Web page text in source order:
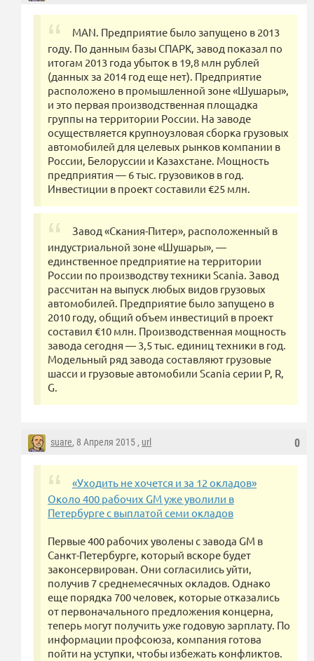
MAN. Предприятие было запущено в 2013
году. По данным базы СПАРК, завод показал по
итогам 2013 года убыток в 19,8 млн рублей
(данных за 2014 год еще нет). Предприятие
расположено в промышленной зоне «Шушары»,
и это первая производственная площадка
группы на территории России. На заводе
осуществляется крупноузловая сборка грузовых
автомобилей для целевых рынков компании в
России, Белоруссии и Казахстане. Мощность
предприятия — 6 тыс. грузовиков в год.
Инвестиции в проект составили €25 млн.
Завод «Скания-Питер», расположенный в
индустриальной зоне «Шушары», —
единственное предприятие на территории
России по производству техники Scania. Завод
рассчитан на выпуск любых видов грузовых
автомобилей. Предприятие было запущено в
2010 году, общий объем инвестиций в проект
составил €10 млн. Производственная мощность
завода сегодня — 3,5 тыс. единиц техники в год.
Модельный ряд завода составляют грузовые
шасси и грузовые автомобили Scania серии P, R,
G.
0
suare, 8 Апреля 2015 , url
«Уходить не хочется и за 12 окладов»
Около 400 рабочих GM уже уволили в
Петербурге с выплатой семи окладов
Первые 400 рабочих уволены с завода GM в
Санкт-Петербурге, который вскоре будет
законсервирован. Они согласились уйти,
получив 7 среднемесячных окладов. Однако
еще порядка 700 человек, которые отказались
от первоначального предложения концерна,
теперь могут получить уже годовую зарплату. По
информации профсоюза, компания готова
пойти на уступки, чтобы избежать конфликтов.